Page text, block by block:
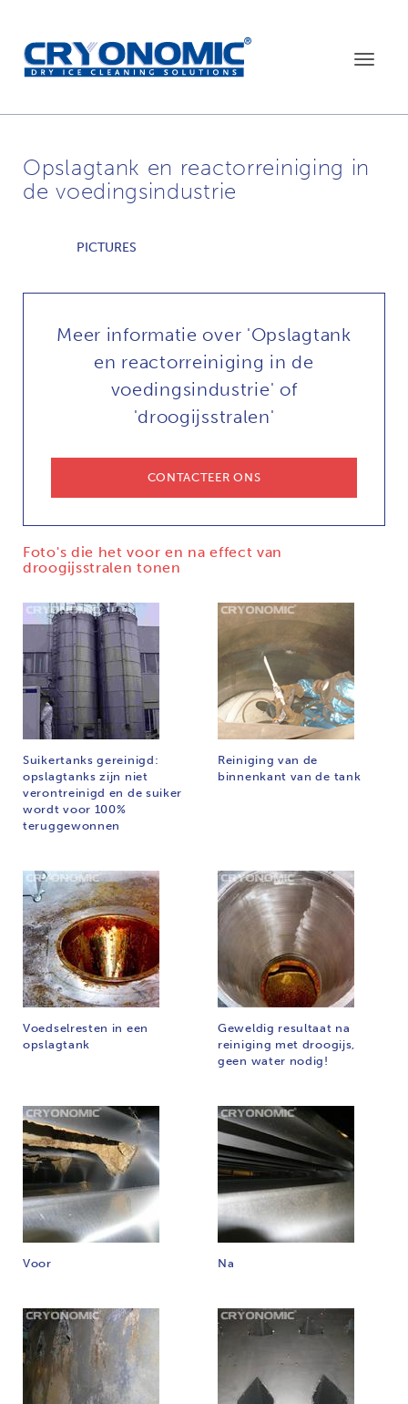
Toggle
Opslagtank en reactorreiniging in
de voedingsindustrie
PICTURES
Meer informatie over 'Opslagtank
en reactorreiniging in de
voedingsindustrie' of
'droogijsstralen'
CONTACTEER ONS
Foto's die het voor en na effect van
droogijsstralen tonen
Suikertanks gereinigd:
opslagtanks zijn niet
verontreinigd en de suiker
wordt voor 100%
teruggewonnen
Reiniging van de
binnenkant van de tank
Voedselresten in een
opslagtank
Geweldig resultaat na
reiniging met droogijs,
geen water nodig!
Voor Na